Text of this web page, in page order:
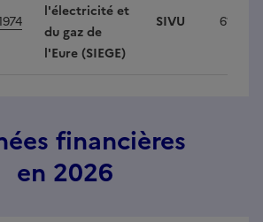
l'électricité et
du gaz de
l'Eure (SIEGE)
SIVU 616 217
financières
en 2026